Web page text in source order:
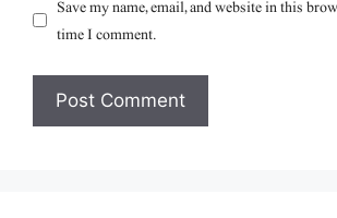
Save my name, email, and website in this
time I comment.